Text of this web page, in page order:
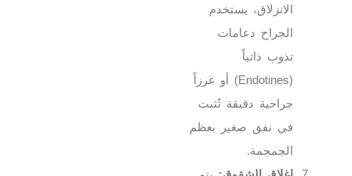
الانزلاق، يستخدم
الجراح دعامات
تذوب ذاتياً
(Endotines) أو غرزاً
جراحية دقيقة تُثبت
في نفق صغير بعظم
الجمجمة.